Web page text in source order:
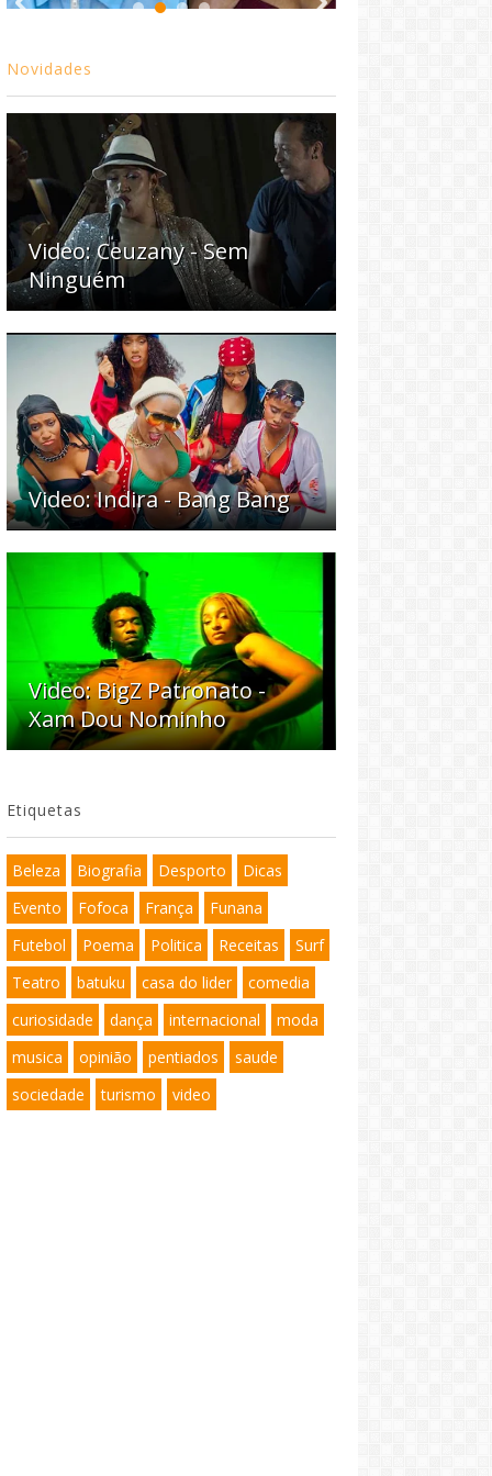
Novidades
Video: Ceuzany - Sem
Ninguém
Video: Indira - Bang Bang
Video: BigZ Patronato -
Xam Dou Nominho
Etiquetas
Beleza Biografia Desporto
Dicas
Evento
Fofoca França
Funana
Futebol
Poema Politica Receitas
Surf
Teatro
batuku casa do lider
comedia
curiosidade
dança internacional
moda
musica
opinião pentiados
saude
sociedade
turismo video